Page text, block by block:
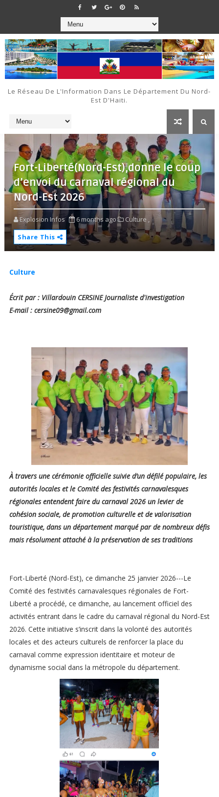
Le Réseau De L'Information Dans Le Département Du Nord-
Est D'Haiti.
Fort-Liberté(Nord-Est),donne le coup
d’envoi du carnaval régional du
Nord-Est 2026
Explosion Infos 6 months ago
Culture ,
Share This
Culture
Écrit par : Villardouin CERSINE Journaliste d'investigation
E-mail : cersine09@gmail.com
À travers une cérémonie officielle suivie d’un défilé populaire, les
autorités locales et le Comité des festivités carnavalesques
régionales entendent faire du carnaval 2026 un levier de
cohésion sociale, de promotion culturelle et de valorisation
touristique, dans un département marqué par de nombreux défis
mais résolument attaché à la préservation de ses traditions
Fort-Liberté (Nord-Est), ce dimanche 25 janvier 2026---Le
Comité des festivités carnavalesques régionales de Fort-
Liberté a procédé, ce dimanche, au lancement officiel des
activités entrant dans le cadre du carnaval régional du Nord-Est
2026. Cette initiative s’inscrit dans la volonté des autorités
locales et des acteurs culturels de renforcer la place du
carnaval comme expression identitaire et moteur de
dynamisme social dans la métropole du département.